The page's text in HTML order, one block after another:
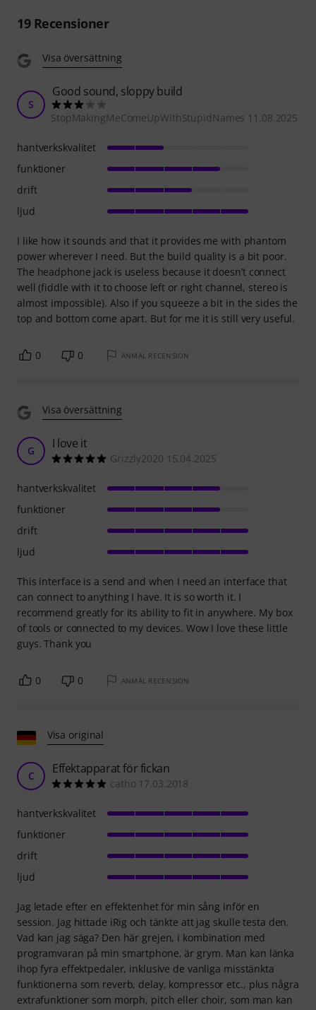
19Recensioner
Visa översättning
S
Good sound, sloppy build
StopMakingMeComeUpWithStupidNames 11.08.2025
I like how it sounds and that it provides me with phantom
power wherever I need. But the build quality is a bit poor.
The headphone jack is useless because it doesn’t connect
well (fiddle with it to choose left or right channel, stereo is
almost impossible). Also if you squeeze a bit in the sides the
top and bottom come apart. But for me it is still very useful.
hantverkskvalitet
funktioner
drift
ljud
0 0 ANMÄL RECENSION
Visa översättning
G I love it
Grizzly2020 15.04.2025
This interface is a send and when I need an interface that
can connect to anything I have. It is so worth it. I
recommend greatly for its ability to fit in anywhere. My box
of tools or connected to my devices. Wow I love these little
guys. Thank you
hantverkskvalitet
funktioner
drift
ljud
0 0 ANMÄL RECENSION
Visa original
C Effektapparat för fickan
catho 17.03.2018
Jag letade efter en effektenhet för min sång inför en
session. Jag hittade iRig och tänkte att jag skulle testa den.
Vad kan jag säga? Den här grejen, i kombination med
programvaran på min smartphone, är grym. Man kan länka
ihop fyra effektpedaler, inklusive de vanliga misstänkta
funktionerna som reverb, delay, kompressor etc., plus några
extrafunktioner som morph, pitch eller choir, som man kan
hantverkskvalitet
funktioner
drift
ljud